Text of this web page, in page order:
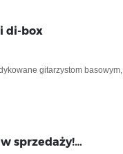
di-box
gitarzystom basowym,
sprzedaży!…